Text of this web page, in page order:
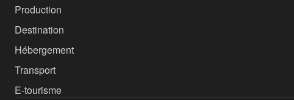
Production
Destination
Hébergement
Transport
E-tourisme